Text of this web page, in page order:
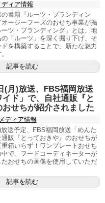
ディア情報
書籍『ルーツ・ブランディン
ージーフーズのおせち事業が掲
ツ・ブランディング」とは、地
「ルーツ」を深く掘り下げ、そ
を構築することで、新たな魅力
記事を読む
(月)放送、FBS福岡放送
ド」で、自社通販『と
おせちが紹介されました
メディア情報
送予定、FBS福岡放送「めんた
販『とっておきや』のおせちが
箱いらず！ワンプレートおせち
で、フードコーディネーターが
おせちの画像を使用していただ
記事を読む